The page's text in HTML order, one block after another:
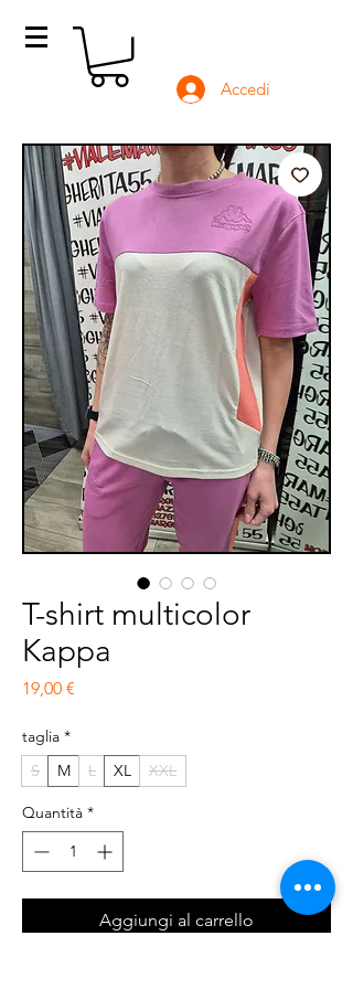
Accedi
T-shirt multicolor
Kappa
19,00 €
taglia *
S
M L XL XXL
Quantità *
Aggiungi al carrello